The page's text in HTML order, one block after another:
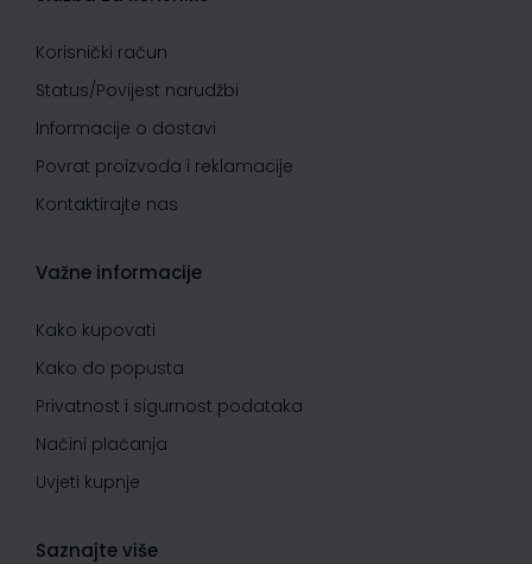
Korisnički račun
Status/Povijest narudžbi
Informacije o dostavi
Povrat proizvoda i reklamacije
Kontaktirajte nas
Važne informacije
Kako kupovati
Kako do popusta
Privatnost i sigurnost podataka
Načini plaćanja
Uvjeti kupnje
Saznajte više